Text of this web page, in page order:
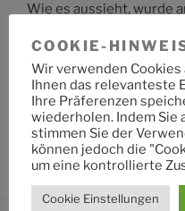
Wie es aussieht, wurde
Suche
nach:
COOKIE-
Wir verwenden Cookies
Ihnen das relevanteste
Ihre Präferenzen
wiederholen. Indem Sie
stimmen Sie der
können jedoch die
um eine kontrollierte
Cookie Einstellungen